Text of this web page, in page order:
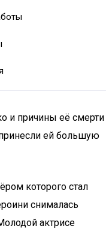
и причины её смерти
ей большую
которого стал
снималась
актрисе